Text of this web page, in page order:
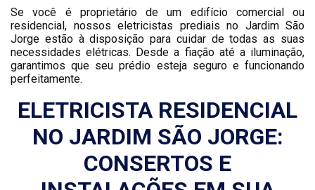
Se você é proprietário de um edifício comercial ou
residencial, nossos eletricistas prediais no Jardim São
Jorge estão à disposição para cuidar de todas as suas
necessidades elétricas. Desde a fiação até a iluminação,
garantimos que seu prédio esteja seguro e funcionando
perfeitamente.
ELETRICISTA RESIDENCIAL
NO JARDIM SÃO JORGE:
CONSERTOS E